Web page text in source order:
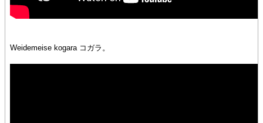
Weidemeise kogara コガラ。